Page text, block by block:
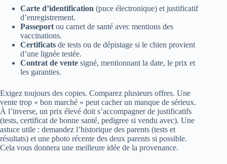
Carte d’identification (puce électronique) et justificatif
d’enregistrement.
Passeport ou carnet de santé avec mentions des
vaccinations.
Certificats de tests ou de dépistage si le chien provient
d’une lignée testée.
Contrat de vente signé, mentionnant la date, le prix et
les garanties.
Exigez toujours des copies. Comparez plusieurs offres. Une
vente trop « bon marché » peut cacher un manque de sérieux.
À l’inverse, un prix élevé doit s’accompagner de justificatifs
(tests, certificat de bonne santé, pedigree si vendu avec). Une
astuce utile : demandez l’historique des parents (tests et
résultats) et une photo récente des deux parents si possible.
Cela vous donnera une meilleure idée de la provenance.